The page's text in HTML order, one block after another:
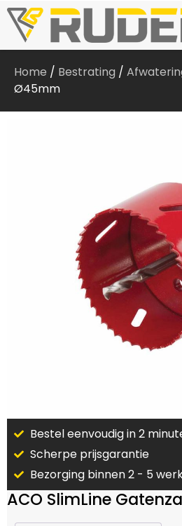
Home / Bestrating /
Ø45mm
Bestel eenvoudig in 2
Scherpe prijsgarantie
Bezorging binnen 2 - 5
ACO SlimLine